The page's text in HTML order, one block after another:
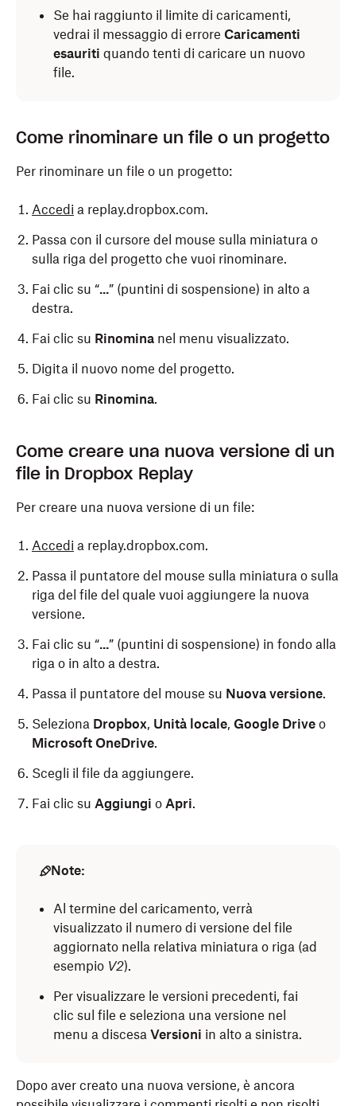
Se hai raggiunto il limite di caricamenti,
vedrai il messaggio di errore Caricamenti
esauriti quando tenti di caricare un nuovo
file.
Come rinominare un file o un progetto
Per rinominare un file o un progetto:
Accedi a replay.dropbox.com.
Passa con il cursore del mouse sulla miniatura o
sulla riga del progetto che vuoi rinominare.
Fai clic su “...” (puntini di sospensione) in alto a
destra.
Fai clic su Rinomina nel menu visualizzato.
Digita il nuovo nome del progetto.
Fai clic su Rinomina.
Come creare una nuova versione di un
file in Dropbox Replay
Per creare una nuova versione di un file:
Accedi a replay.dropbox.com.
Passa il puntatore del mouse sulla miniatura o sulla
riga del file del quale vuoi aggiungere la nuova
versione.
Fai clic su “...” (puntini di sospensione) in fondo alla
riga o in alto a destra.
Passa il puntatore del mouse su Nuova versione.
Seleziona Dropbox, Unità locale, Google Drive o
Microsoft OneDrive.
Scegli il file da aggiungere.
Fai clic su Aggiungi o Apri.
Note:
Al termine del caricamento, verrà
visualizzato il numero di versione del file
aggiornato nella relativa miniatura o riga (ad
esempio V2).
Per visualizzare le versioni precedenti, fai
clic sul file e seleziona una versione nel
menu a discesa Versioni in alto a sinistra.
Dopo aver creato una nuova versione, è ancora